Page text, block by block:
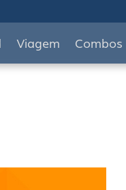
Viagem Combos